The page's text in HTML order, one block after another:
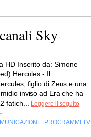
Sky
HD Inserito da: Simone
Hercules - Il
figlio di Zeus e una
inviso ad Era che ha
fatich...
Leggere il seguito
PROGRAMMI TV